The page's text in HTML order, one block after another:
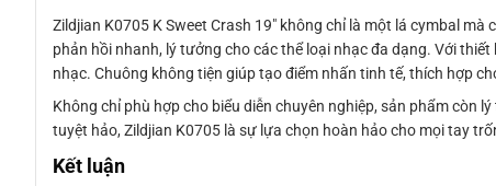
Zildjian K0705 K Sweet Crash 19″ không chỉ là một lá cymbal
phản hồi nhanh, lý tưởng cho các thể loại nhạc đa dạng. Với
nhạc. Chuông không tiện giúp tạo điểm nhấn tinh tế, thích hợp
Không chỉ phù hợp cho biểu diễn chuyên nghiệp, sản phẩm còn
tuyệt hảo, Zildjian K0705 là sự lựa chọn hoàn hảo cho mọi tay
Kết luận